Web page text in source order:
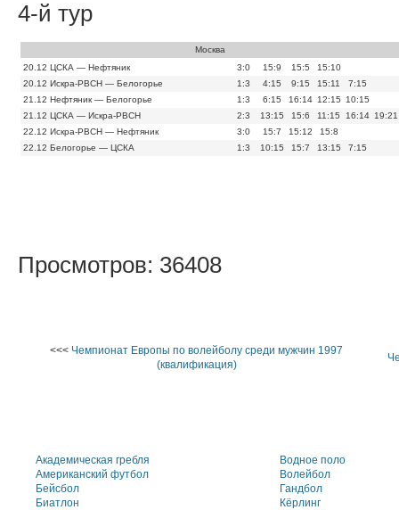
4-й тур
Москва
20.12 ЦСКА — Нефтяник 3:0 15:9 15:5
15:10
20.12 Искра-РВСН — Белогорье 1:3 4:15 9:15 15:11
7:15
21.12 Нефтяник — Белогорье 1:3 6:15 16:14 12:15
10:15
21.12 ЦСКА — Искра-РВСН 2:3 13:15 15:6 11:15 16:14 19:21
22.12 Искра-РВСН — Нефтяник 3:0 15:7 15:12
15:8
22.12 Белогорье — ЦСКА 1:3 10:15 15:7 13:15 7:15
Просмотров: 36408
<<< Чемпионат Европы по волейболу среди мужчин 1997
(квалификация)
Академическая гребля
Американский футбол
Бейсбол
Биатлон
Водное поло
Волейбол
Гандбол
Кёрлинг